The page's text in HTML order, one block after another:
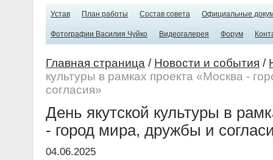
Устав План работы Состав совета Официальные
Фотографии Василия Чуйко Видеогалерея Форум
Главная страница / Новости и события /
культуры в рамках проекта «Москва -
согласия»
День якутской культуры в
- город мира, дружбы и
04.06.2025